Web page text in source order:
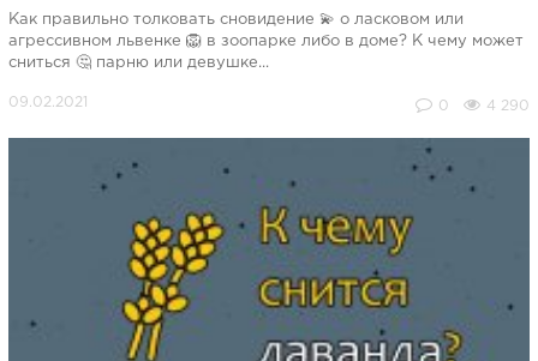
Как правильно толковать сновидение 💫 о ласковом или
агрессивном львенке 🦁 в зоопарке либо в доме? К чему может
сниться 🤔 парню или девушке...
0 4 290